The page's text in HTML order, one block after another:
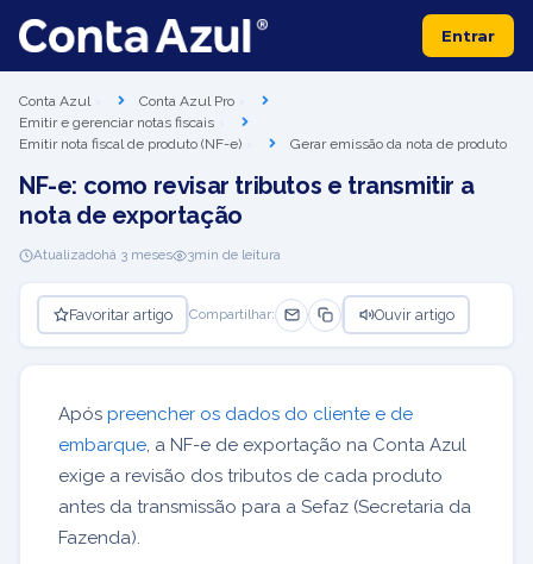
Entrar
Conta Azul
Conta Azul Pro
Emitir e gerenciar notas fiscais
Emitir nota fiscal de produto (NF-e)
Gerar emissão da nota de produto
NF-e: como revisar tributos e transmitir a
nota de exportação
Atualizadohá 3 meses 3min de leitura
Favoritar artigo Compartilhar: Ouvir artigo
Após preencher os dados do cliente e de
embarque, a NF-e de exportação na Conta Azul
exige a revisão dos tributos de cada produto
antes da transmissão para a Sefaz (Secretaria da
Fazenda).